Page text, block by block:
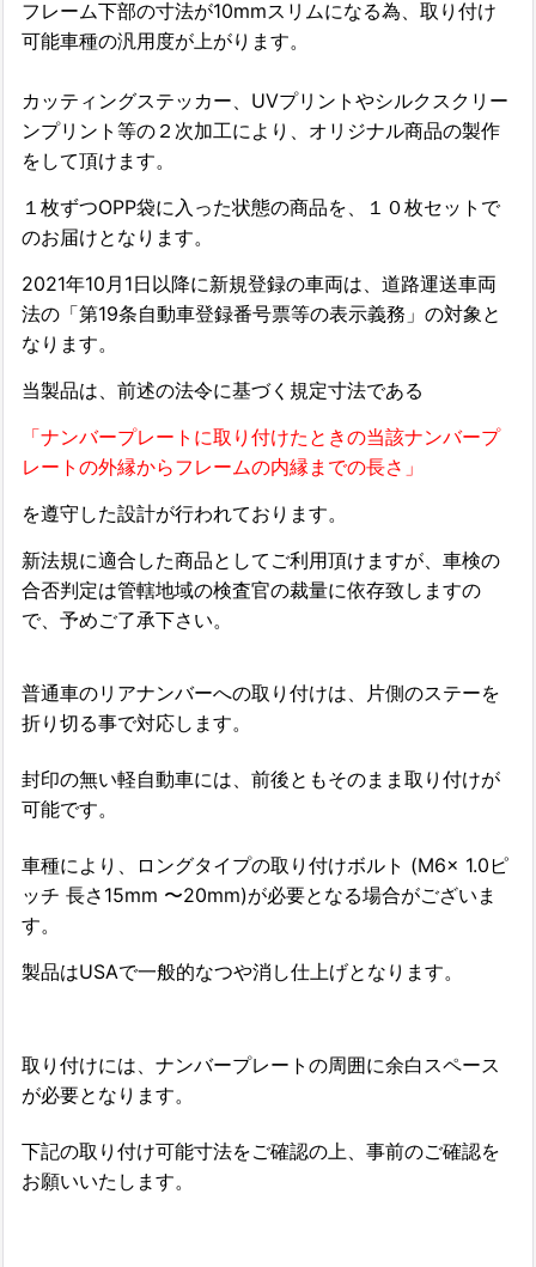
フレーム下部の寸法が10mmスリムになる為、取り付け
可能車種の汎用度が上がります。
カッティングステッカー、UVプリントやシルクスクリー
ンプリント等の２次加工により、オリジナル商品の製作
をして頂けます。
１枚ずつOPP袋に入った状態の商品を、
１０枚セットで
のお届けとなります。
2021年10月1日以降に新規登録の車両は、道路運送車両
法の「第19条自動車登録番号票等の表示義務」の対象と
なります。
当製品は、前述の法令に基づく規定寸法である
「ナンバープレートに取り付けたときの当該ナンバープ
レートの外縁からフレームの内縁までの長さ」
を遵守した設計が行われております。
新法規に適合した商品としてご利用頂けますが、車検の
合否判定は管轄地域の検査官の裁量に依存致しますの
で、予めご了承下さい。
普通車のリアナンバーへの取り付けは、片側のステーを
折り切る事で対応します。
封印の無い軽自動車には、前後ともそのまま取り付けが
可能です。
車種により、ロングタイプの取り付けボルト (M6x 1.0ピ
ッチ 長さ15mm 〜20mm)が必要となる場合がございま
す。
製品はUSAで一般的なつや消し仕上げとなります。
取り付けには、ナンバープレートの周囲に余白スペース
が必要となります。
下記の取り付け可能寸法をご確認の上、事前のご確認を
お願いいたします。